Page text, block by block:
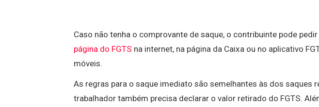
Caso não tenha o comprovante de saque, o contribuinte pode
página do FGTS na internet, na página da Caixa ou no aplicativo
móveis.
As regras para o saque imediato são semelhantes às dos saques
trabalhador também precisa declarar o valor retirado do FGTS.